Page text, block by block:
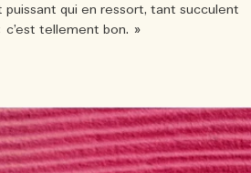
puissant qui en ressort, tant succulent
c’est tellement bon. »